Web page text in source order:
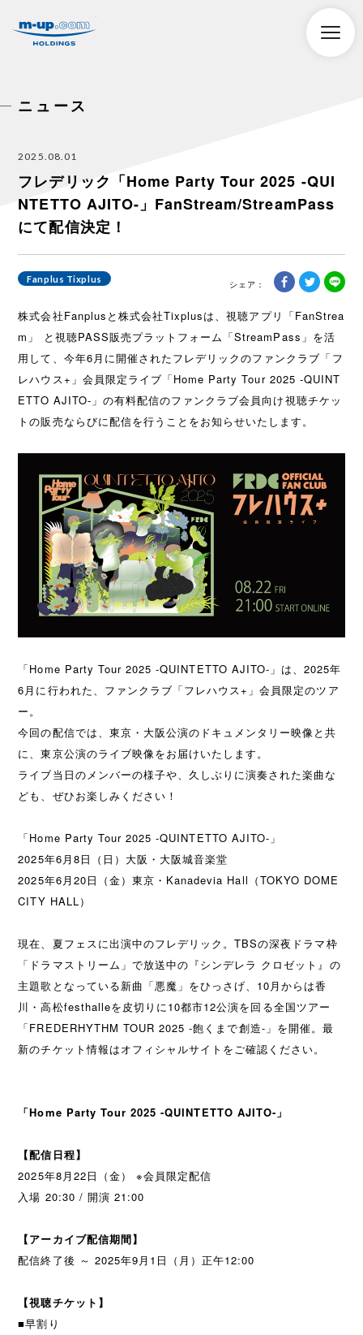
株式会社エムアップホールディングス
toggle
ニュース
2025.08.01
フレデリック「Home Party Tour 2025 -QUI
NTETTO AJITO-」FanStream/StreamPass
にて配信決定！
Fanplus Tixplus
株式会社Fanplusと株式会社Tixplusは、視聴アプリ「FanStrea
m」 と視聴PASS販売プラットフォーム「StreamPass」を活
用して、今年6月に開催されたフレデリックのファンクラブ「フ
レハウス+」会員限定ライブ「Home Party Tour 2025 -QUINT
ETTO AJITO-」の有料配信のファンクラブ会員向け視聴チケッ
トの販売ならびに配信を行うことをお知らせいたします。
「Home Party Tour 2025 -QUINTETTO AJITO-」は、2025年
6月に行われた、ファンクラブ「フレハウス+」会員限定のツア
ー。
今回の配信では、東京・大阪公演のドキュメンタリー映像と共
に、東京公演のライブ映像をお届けいたします。
ライブ当日のメンバーの様子や、久しぶりに演奏された楽曲な
ども、ぜひお楽しみください！
「Home Party Tour 2025 -QUINTETTO AJITO-」
2025年6月8日（日）大阪・大阪城音楽堂
2025年6月20日（金）東京・Kanadevia Hall（TOKYO DOME
CITY HALL）
現在、夏フェスに出演中のフレデリック。TBSの深夜ドラマ枠
「ドラマストリーム」で放送中の『シンデレラ クロゼット』の
主題歌となっている新曲「悪魔」をひっさげ、10月からは香
川・高松festhalleを皮切りに10都市12公演を回る全国ツアー
「FREDERHYTHM TOUR 2025 -飽くまで創造-」を開催。最
新のチケット情報はオフィシャルサイトをご確認ください。
「Home Party Tour 2025 -QUINTETTO AJITO-」
【配信日程】
2025年8月22日（金） ※会員限定配信
入場 20:30 / 開演 21:00
【アーカイブ配信期間】
配信終了後 ～ 2025年9月1日（月）正午12:00
【視聴チケット】
■早割り